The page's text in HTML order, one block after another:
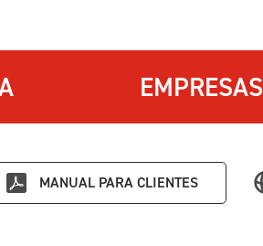
EMPRESAS
MANUAL PARA CLIENTES